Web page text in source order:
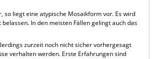
liegt eine atypische Mosaikform vor. Es wird
In den meisten Fällen gelingt auch das
zurzeit noch nicht sicher vorhergesagt
verhalten werden. Erste Erfahrungen sind